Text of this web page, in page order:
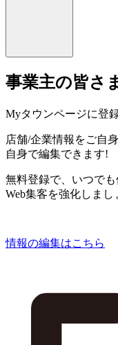
事業主の皆さ
Myタウンページに登
店舗/企業情報をご自
自身で編集できます!
無料登録で、いつで
Web集客を強化しまし
情報の編集はこちら